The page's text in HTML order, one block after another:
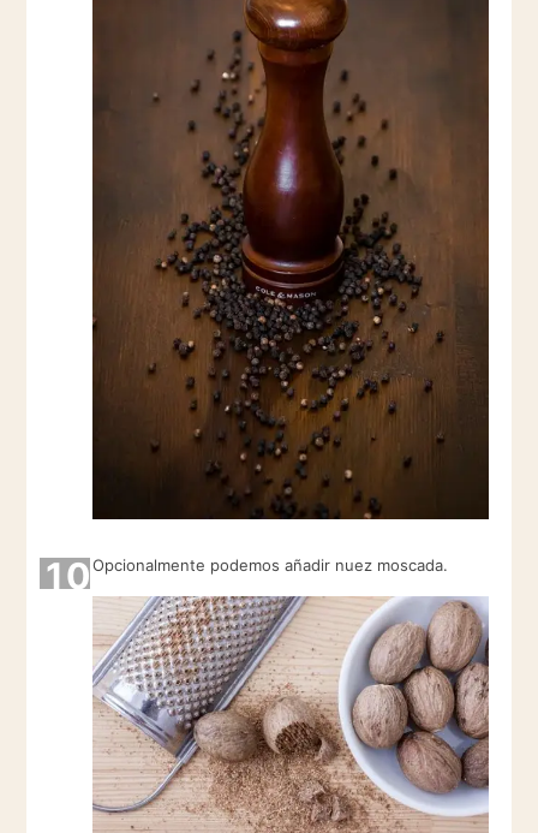
10Opcionalmente podemos añadir nuez moscada.